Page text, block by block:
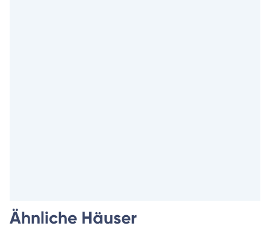
Ähnliche Häuser